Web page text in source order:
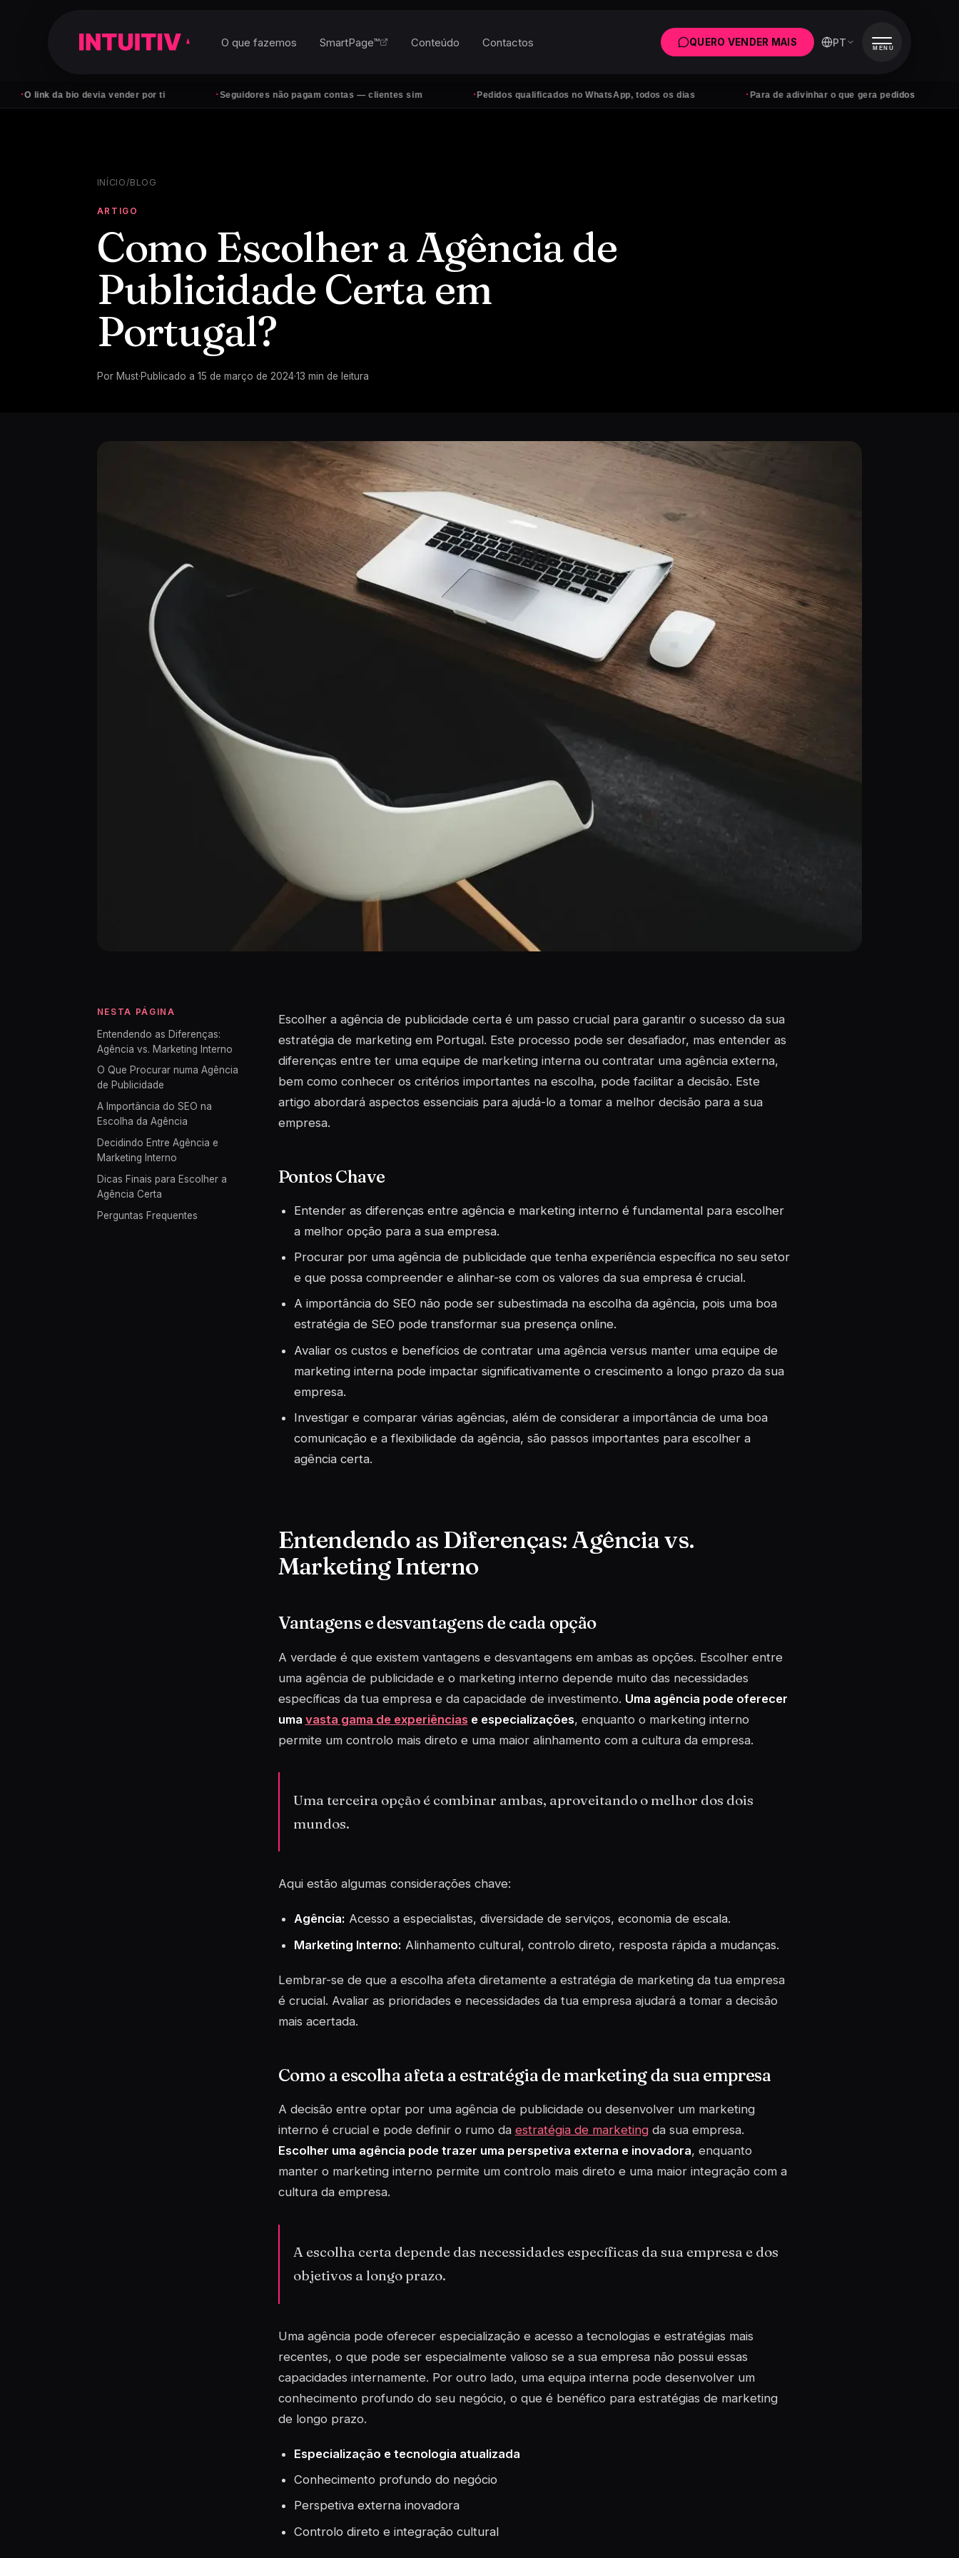
bio devia vender por ti ·Seguidores não pagam contas — clientes sim ·Pedidos qualificados no WhatsApp, todos os dias ·Para de adivinhar o que gera pedidos ·Anúncios
O que fazemos SmartPage™ Conteúdo Contactos QUERO VENDER MAIS PT MENU
INÍCIO/BLOG
ARTIGO
Como Escolher a Agência de
Publicidade Certa em
Portugal?
Por Must·Publicado a 15 de março de 2024·13 min de leitura
NESTA PÁGINA
Entendendo as Diferenças:
Agência vs. Marketing Interno
O Que Procurar numa Agência
de Publicidade
A Importância do SEO na
Escolha da Agência
Decidindo Entre Agência e
Marketing Interno
Dicas Finais para Escolher a
Agência Certa
Perguntas Frequentes
Escolher a agência de publicidade certa é um passo crucial para garantir o sucesso da sua
estratégia de marketing em Portugal. Este processo pode ser desafiador, mas entender as
diferenças entre ter uma equipe de marketing interna ou contratar uma agência externa,
bem como conhecer os critérios importantes na escolha, pode facilitar a decisão. Este
artigo abordará aspectos essenciais para ajudá-lo a tomar a melhor decisão para a sua
empresa.
Pontos Chave
Entender as diferenças entre agência e marketing interno é fundamental para escolher
a melhor opção para a sua empresa.
Procurar por uma agência de publicidade que tenha experiência específica no seu setor
e que possa compreender e alinhar-se com os valores da sua empresa é crucial.
A importância do SEO não pode ser subestimada na escolha da agência, pois uma boa
estratégia de SEO pode transformar sua presença online.
Avaliar os custos e benefícios de contratar uma agência versus manter uma equipe de
marketing interna pode impactar significativamente o crescimento a longo prazo da sua
empresa.
Investigar e comparar várias agências, além de considerar a importância de uma boa
comunicação e a flexibilidade da agência, são passos importantes para escolher a
agência certa.
Entendendo as Diferenças: Agência vs.
Marketing Interno
Vantagens e desvantagens de cada opção
A verdade é que existem vantagens e desvantagens em ambas as opções. Escolher entre
uma agência de publicidade e o marketing interno depende muito das necessidades
específicas da tua empresa e da capacidade de investimento. Uma agência pode oferecer
uma vasta gama de experiênciase especializações, enquanto o marketing interno
permite um controlo mais direto e uma maior alinhamento com a cultura da empresa.
Uma terceira opção é combinar ambas, aproveitando o melhor dos dois
mundos.
Aqui estão algumas considerações chave:
Agência: Acesso a especialistas, diversidade de serviços, economia de escala.
Marketing Interno: Alinhamento cultural, controlo direto, resposta rápida a mudanças.
Lembrar-se de que a escolha afeta diretamente a estratégia de marketing da tua empresa
é crucial. Avaliar as prioridades e necessidades da tua empresa ajudará a tomar a decisão
mais acertada.
Como a escolha afeta a estratégia de marketing da sua empresa
A decisão entre optar por uma agência de publicidade ou desenvolver um marketing
interno é crucial e pode definir o rumo da estratégia de marketingda sua empresa.
Escolher uma agência pode trazer uma perspetiva externa e inovadora, enquanto
manter o marketing interno permite um controlo mais direto e uma maior integração com a
cultura da empresa.
A escolha certa depende das necessidades específicas da sua empresa e dos
objetivos a longo prazo.
Uma agência pode oferecer especialização e acesso a tecnologias e estratégias mais
recentes, o que pode ser especialmente valioso se a sua empresa não possui essas
capacidades internamente. Por outro lado, uma equipa interna pode desenvolver um
conhecimento profundo do seu negócio, o que é benéfico para estratégias de marketing
de longo prazo.
Especialização e tecnologia atualizada
Conhecimento profundo do negócio
Perspetiva externa inovadora
Controlo direto e integração cultural